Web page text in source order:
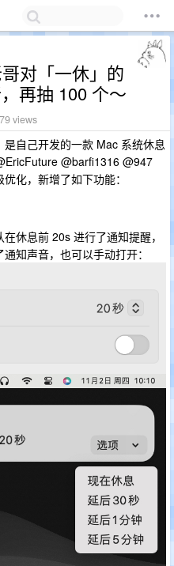
对「一休」的
再抽 100 个～
views
是自己开发的一款 Mac 系统休息
@barfi1316 @947
化，新增了如下功能：
休息前 20s 进行了通知提醒，
知声音，也可以手动打开：